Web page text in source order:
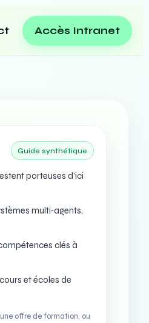
Accès Intranet
Guide synthétique
porteuses d’ici
multi‑agents,
clés à
et écoles de
offre de formation, ou